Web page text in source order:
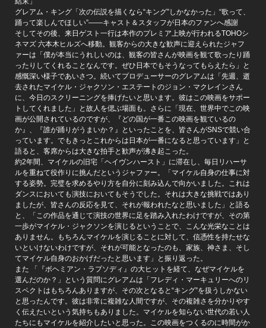
グレアム・キング「次の伝説を描くなら“キング”しかなかった」“歌って、
踊って楽しんでほしい”――キャスト＆スタッフが日本のファンへ感謝
そしてその後、来日ゲスト一行は本作のプレミア上映が行われるTOHOシ
ネマズ 六本木ヒルズへ移動。観客からの大きな歓声に迎えられたジャフ
ァーは「僕が本当にうれしいのは、観客の皆さんが映画を観て歌ったり踊
ったりしてくれることなんです。ぜひ日本でもそうなってもらえたら」と
感慨深い様子であいさつ。続いてプロデューサーのグレアムは「先週、逝
去されたマイケル・ジャクソン・エステートのジョン・マクレインさん
に、今日のスクリーニングを捧げたいと思います。彼はこの映画をサポー
トしてくれました」と故人を偲ぶ場面も。さらに「現在、世界中でこの映
画が公開されているのですが、『どの国が一番この映画を観ているの
か』、『誰が踊りがうまいか？』といったことを、皆さんがSNSで競い合
っています。でもきっとこれからは日本が一番になると思っています」と
語ると、客席からは大きな拍手と歓声が沸き起こった。
約2年間、マイケルの旧宅「ヘイヴンハースト」に滞在し、毎日リハーサ
ルを重ねて役作りに挑んだというジャファー。「マイケル自身の仕事に対
する姿勢。完璧を求めるやり方を自分に刻み込んで向かいました。これは
ダンスにおいても演技においてもそうでした。それは大きな挑戦ではあり
ましたが、皆さんの反応を見て、それが報われたなと思いました」と語る
と、「この作品を通じて演技の世界に足を踏み入れたわけですが、その第
一歩がマイケル・ジャクソンを演じるということで、こんな光栄なことは
ありません。もちろんマイケルを演じることに対して、信憑性を持たせな
いといけないわけですが、それが可能となったのも、家族、神さま、そし
てマイケル自身のおかげだったと思います」と振り返った。
また 「『ボヘミアン・ラプソディ』の大ヒットを経て、なぜマイケルを
選んだのか？」という質問にグレアムは「フレディ・マーキュリーへのリ
スペクトはもちろんありますが、その次となると“キング”を扱うしかない
と思ったんです。彼は非常に複雑な人間ですが、その複雑さを分かりやす
く伝えたいという気持ちもありました。マイケルを知らない世代の若い人
たちにもマイケルを紹介したいと思った。この映画をつくるのに時間がか